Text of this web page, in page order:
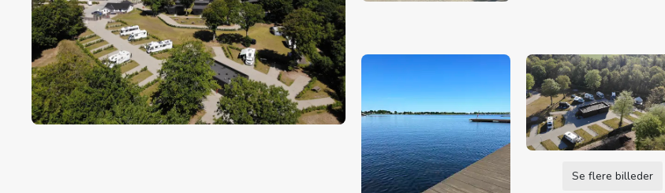
Se flere billeder